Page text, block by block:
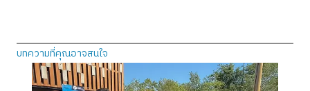
บทความที่คุณอาจสนใจ